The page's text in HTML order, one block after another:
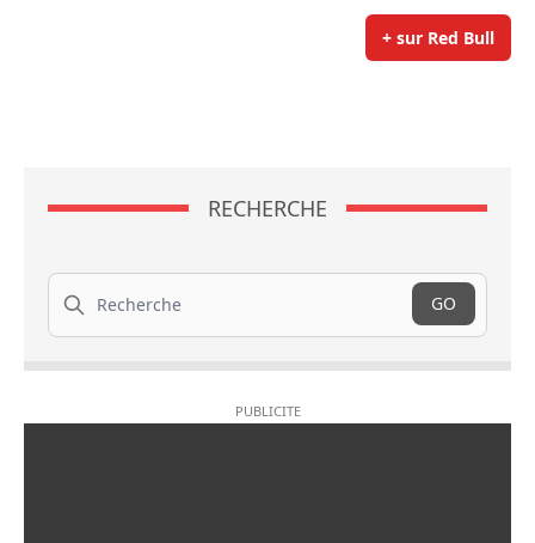
+ sur Red Bull
RECHERCHE
Recherche
GO